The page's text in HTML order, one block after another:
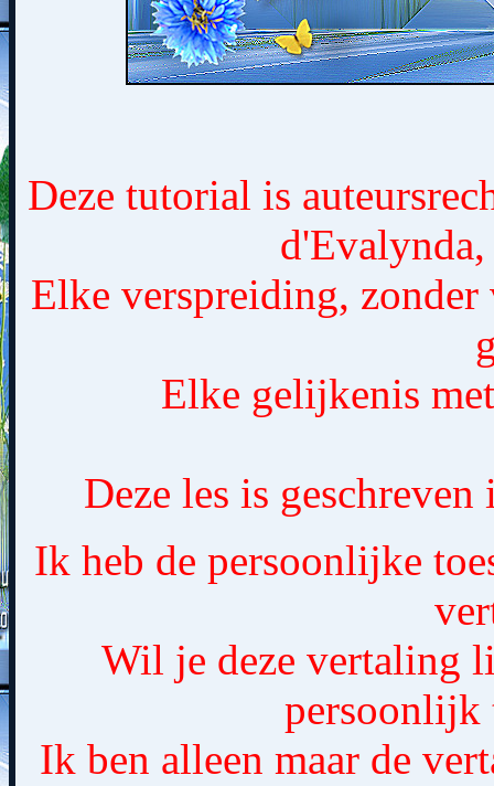
Deze tutorial is
Elke verspreiding,
Elke gelijkenis
Deze les is
Ik heb de persoonlijke
Wil je deze vertaling
persoonlijk
Ik ben alleen maar de